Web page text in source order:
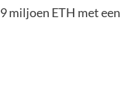
miljoen ETH met een